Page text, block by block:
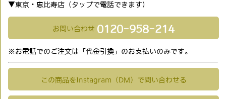
▼東京・恵比寿店（タップで電話できます)
お問い合わせ 0120-958-214
※お電話でのご注文は「代金引換」のお支払いのみです。
この商品をInstagram（DM）で問い合わせる